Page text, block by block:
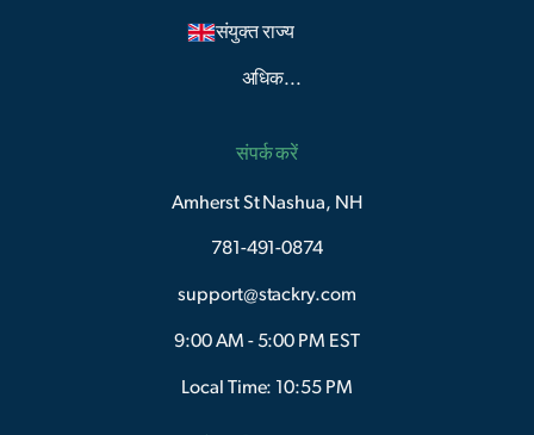
संयुक्त राज्य
अधिक...
संपर्क करें
Amherst St Nashua, NH
781-491-0874
support@stackry.com
9:00 AM - 5:00 PM EST
Local Time: 10:55 PM